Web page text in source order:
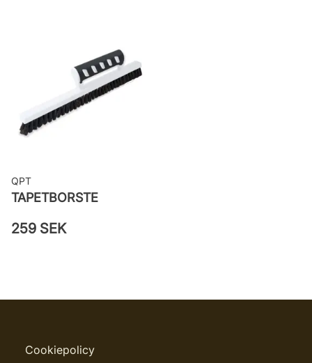
väggen
Leverantörens artikelnummer:
61066
QPT
TAPETBORSTE
259 SEK
Cookiepolicy